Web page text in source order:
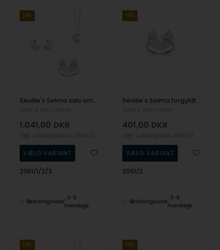
19%
Seville's Selma sølv smykkesæt, 3 stk
1.041,00 DKR
2061/1/2/3
Bestillingsvare
3-5
hverdage
19%
Seville's Selma forgyldt fingerring, Ø 17 mm
401,00 DKR
2061/2
Bestillingsvare
3-5
hverdage
19% 19%